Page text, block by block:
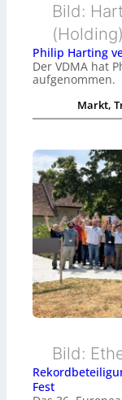
Bild:
(Holding)
Philip Harting
Der VDMA hat
aufgenommen.
Markt,
Bild:
Fest